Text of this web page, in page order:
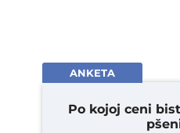
ANKETA
Po kojoj ceni